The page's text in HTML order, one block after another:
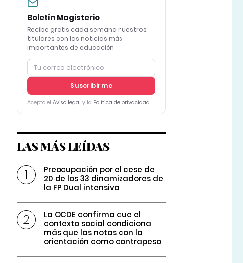
Boletín Magisterio
Recibe gratis cada semana nuestros
titulares con las noticias más
importantes de educación
Suscribirme
Acepto el Aviso legal y la Política de privacidad
LAS MÁS LEÍDAS
Preocupación por el cese de
20 de los 33 dinamizadores de
la FP Dual intensiva
La OCDE confirma que el
contexto social condiciona
más que las notas con la
orientación como contrapeso